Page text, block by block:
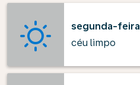
segunda-feira
céu limpo